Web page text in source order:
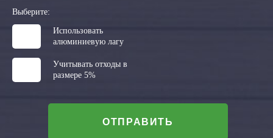
Выберите:
Использовать
алюминиевую лагу
Учитывать отходы в
размере 5%
ОТПРАВИТЬ